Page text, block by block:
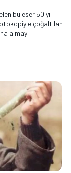
bu eser 50 yıl
çoğaltılan
almayı